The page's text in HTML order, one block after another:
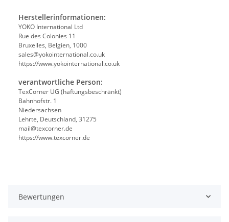
Herstellerinformationen:
YOKO International Ltd
Rue des Colonies 11
Bruxelles, Belgien, 1000
sales@yokointernational.co.uk
https://www.yokointernational.co.uk
verantwortliche Person:
TexCorner UG (haftungsbeschränkt)
Bahnhofstr. 1
Niedersachsen
Lehrte, Deutschland, 31275
mail@texcorner.de
https://www.texcorner.de
Bewertungen